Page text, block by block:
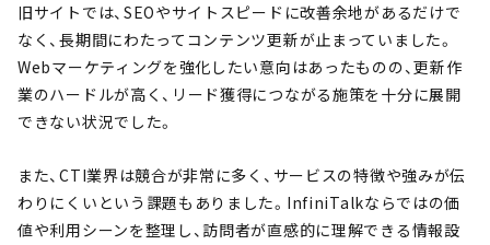
旧サイトでは、SEOやサイトスピードに改善余地があるだけで
なく、長期間にわたってコンテンツ更新が止まっていました。
Webマーケティングを強化したい意向はあったものの、更新作
業のハードルが高く、リード獲得につながる施策を十分に展開
できない状況でした。
また、CTI業界は競合が非常に多く、サービスの特徴や強みが伝
わりにくいという課題もありました。InfiniTalkならではの価
値や利用シーンを整理し、訪問者が直感的に理解できる情報設